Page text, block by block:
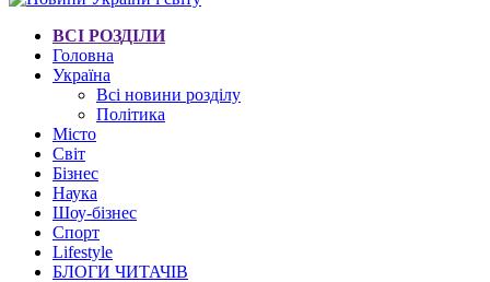
ВСІ РОЗДІЛИ
Головна
Україна
Всі новини розділу
Політика
Місто
Світ
Бізнес
Наука
Шоу-бізнес
Спорт
Lifestyle
БЛОГИ ЧИТАЧІВ